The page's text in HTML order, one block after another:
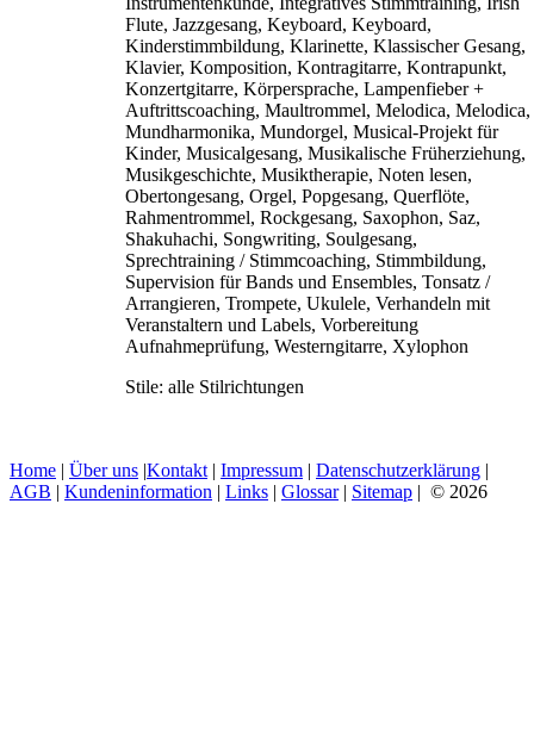
Flute, Jazzgesang, Keyboard, Keyboard,
Kinderstimmbildung, Klarinette, Klassischer Gesang,
Klavier, Komposition, Kontragitarre, Kontrapunkt,
Konzertgitarre, Körpersprache, Lampenfieber +
Auftrittscoaching, Maultrommel, Melodica, Melodica,
Mundharmonika, Mundorgel, Musical-Projekt für
Kinder, Musicalgesang, Musikalische Früherziehung,
Musikgeschichte, Musiktherapie, Noten lesen,
Obertongesang, Orgel, Popgesang, Querflöte,
Rahmentrommel, Rockgesang, Saxophon, Saz,
Shakuhachi, Songwriting, Soulgesang,
Sprechtraining / Stimmcoaching, Stimmbildung,
Supervision für Bands und Ensembles, Tonsatz /
Arrangieren, Trompete, Ukulele, Verhandeln mit
Veranstaltern und Labels, Vorbereitung
Aufnahmeprüfung, Westerngitarre, Xylophon
Stile: alle Stilrichtungen
Home | Über uns |Kontakt | Impressum | Datenschutzerklärung |
AGB | Kundeninformation | Links | Glossar| Sitemap | © 2026